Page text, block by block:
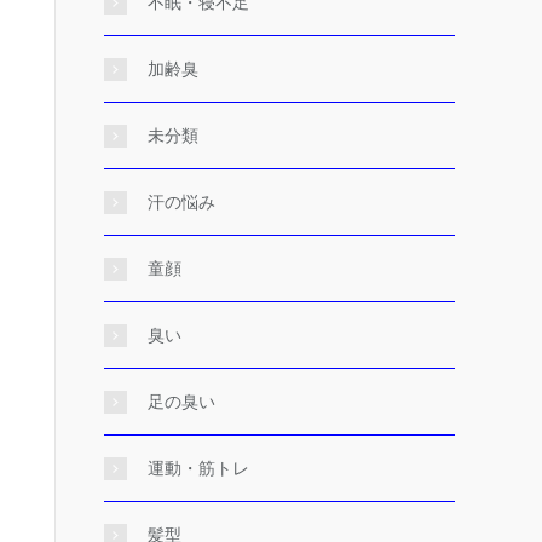
加齢臭
未分類
汗の悩み
童顔
臭い
足の臭い
運動・筋トレ
髪型